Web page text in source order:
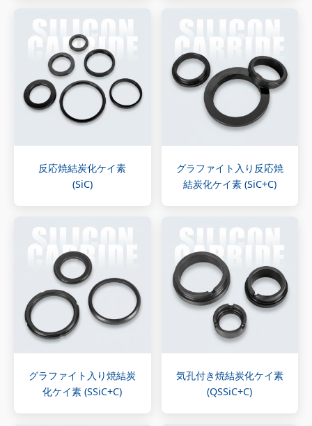
反応焼結炭化ケイ素
(SiC)
グラファイト入り反応焼
結炭化ケイ素 (SiC+C)
グラファイト入り焼結炭
化ケイ素 (SSiC+C)
気孔付き焼結炭化ケイ素
(QSSiC+C)